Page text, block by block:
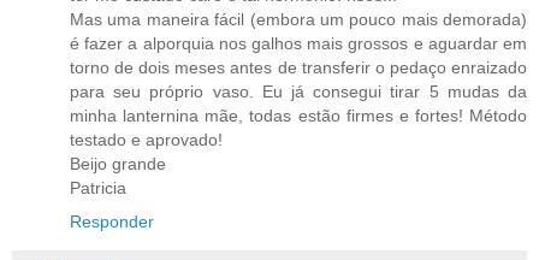
Mas uma maneira fácil (embora um pouco mais demorada)
é fazer a alporquia nos galhos mais grossos e aguardar em
torno de dois meses antes de transferir o pedaço enraizado
para seu próprio vaso. Eu já consegui tirar 5 mudas da
minha lanternina mãe, todas estão firmes e fortes! Método
testado e aprovado!
Beijo grande
Patricia
Responder